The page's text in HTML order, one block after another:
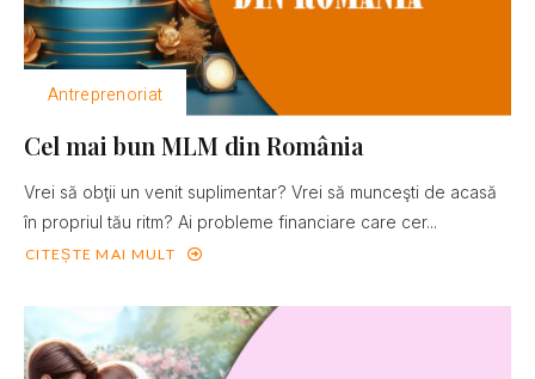
Antreprenoriat
Cel mai bun MLM din România
Vrei să obţii un venit suplimentar? Vrei să munceşti de acasă
în propriul tău ritm? Ai probleme financiare care cer...
CITEȘTE MAI MULT